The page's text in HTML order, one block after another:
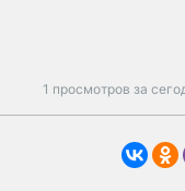
1 просмотров за